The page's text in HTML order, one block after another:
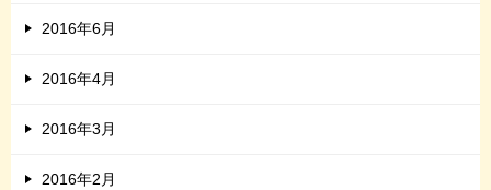
2016年6月
2016年4月
2016年3月
2016年2月